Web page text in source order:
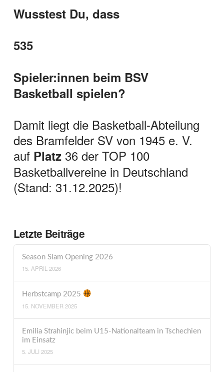
Wusstest Du, dass
535
Spieler:innen beim BSV
Basketball spielen?
Damit liegt die Basketball-Abteilung
des Bramfelder SV von 1945 e. V.
auf Platz 36 der TOP 100
Basketballvereine in Deutschland
(Stand: 31.12.2025)!
Letzte Beiträge
Season Slam Opening 2026
15. APRIL 2026
Herbstcamp 2025
15. NOVEMBER 2025
Emilia Strahinjic beim U15-Nationalteam in Tschechien
im Einsatz
5. JULI 2025